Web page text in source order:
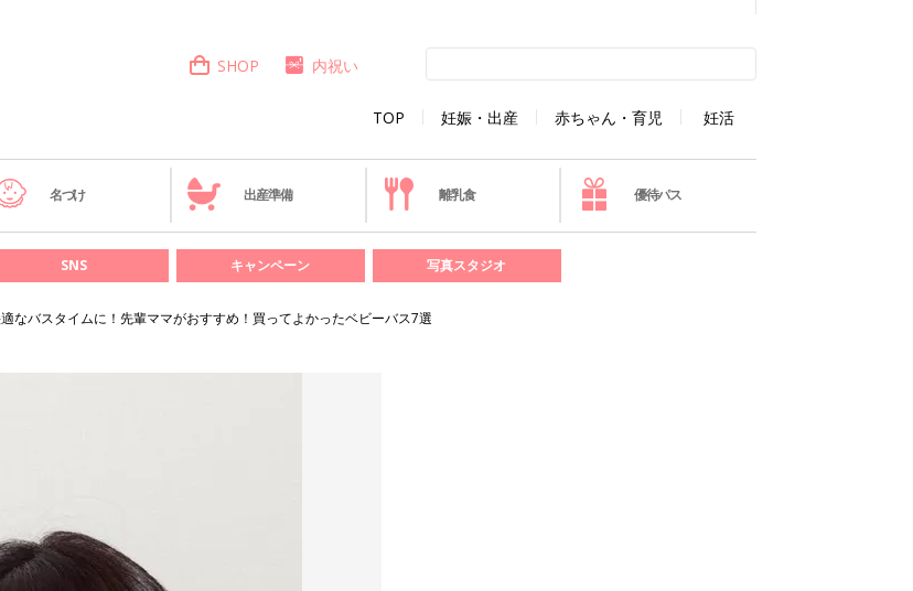
TOP 妊娠・出産 赤ちゃん・育児 妊活
SHOP 内祝い
名づけ 出産準備 離乳食 優待パス
SNS キャンペーン 写真スタジオ
なバスタイムに！先輩ママがおすすめ！買ってよかったベビーバス7選